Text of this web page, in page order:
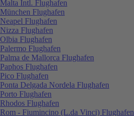
Malta Intl. Flughafen
München Flughafen
Neapel Flughafen
Nizza Flughafen
Olbia Flughafen
Palermo Flughafen
Palma de Mallorca Flughafen
Paphos Flughafen
Pico Flughafen
Ponta Delgada Nordela Flughafen
Porto Flughafen
Rhodos Flughafen
Rom - Fiumincino (L.da Vinci) Flughafen